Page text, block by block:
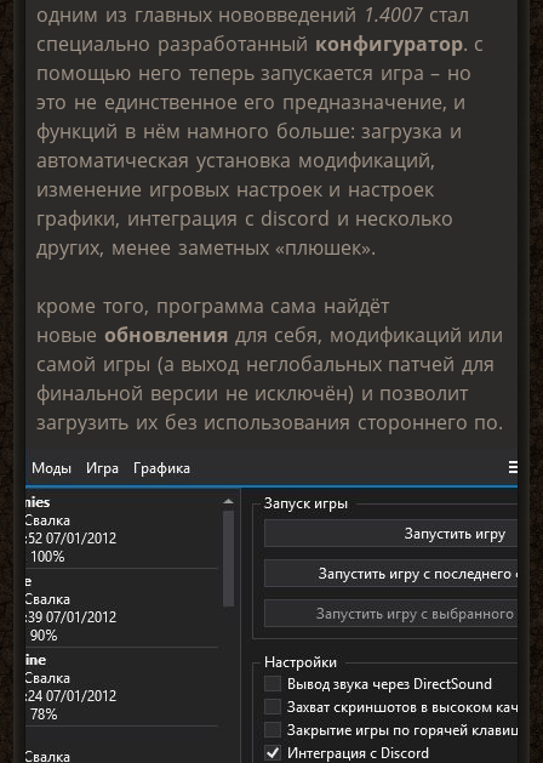
одним из главных нововведений 1.4007стал
специально разработанный конфигуратор. с
помощью него теперь запускается игра – но
это не единственное его предназначение, и
функций в нём намного больше: загрузка и
автоматическая установка модификаций,
изменение игровых настроек и настроек
графики, интеграция с discord и несколько
других, менее заметных «плюшек».
кроме того, программа сама найдёт
новые обновления для себя, модификаций или
самой игры (а выход неглобальных патчей для
финальной версии не исключён) и позволит
загрузить их без использования стороннего по.